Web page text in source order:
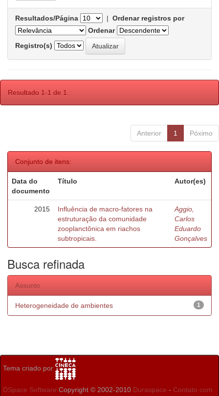
Resultados/Página | Ordenar registros por
Ordenar
Registro(s)
Resultado 1-1 de 1.
Anterior 1 Póximo
Conjunto de itens:
Data do
documento
Título Autor(es)
2015
Influência de macro-fatores na
estruturação da comunidade
zooplanctônica em riachos
subtropicais.
Aggio,
Carlos
Eduardo
Gonçalves
Busca refinada
Assunto
1
Heterogeneidade de ambientes
Tema criado por
DSpace Software Copyright © 2002-2010 Duraspace - Contato com